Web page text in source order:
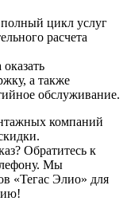
цикл услуг
расчета
а также
обслуживание.
компаний
Обратитесь к
Мы
«Тегас Элио» для